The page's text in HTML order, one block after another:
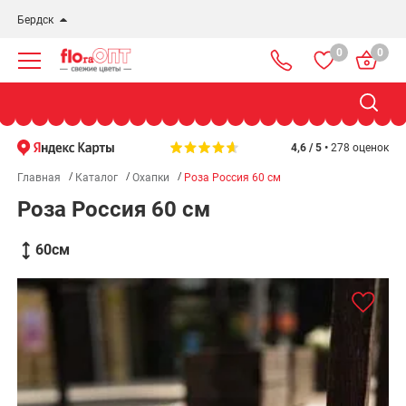
Бердск
Новосибирск
Бердск
0 0
4,6 / 5 • 278 оценок
Главная Каталог Охапки Роза Россия 60 см
Роза Россия 60 см
60см